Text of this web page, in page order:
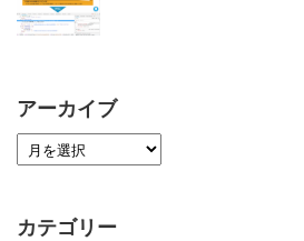
アーカイブ
カテゴリー